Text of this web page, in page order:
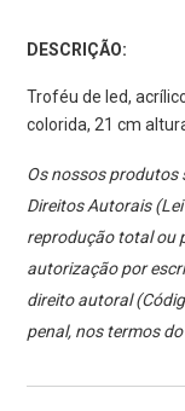
DESCRIÇÃO:
Troféu de led,
colorida, 21 cm
Os nossos produtos
Direitos Autorais
reprodução total ou
autorização por
direito autoral
penal, nos termos